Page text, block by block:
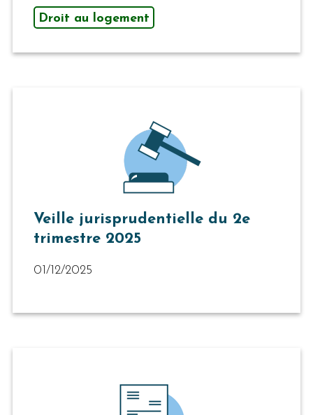
Droit au logement
Veille jurisprudentielle du 2e
trimestre 2025
01/12/2025